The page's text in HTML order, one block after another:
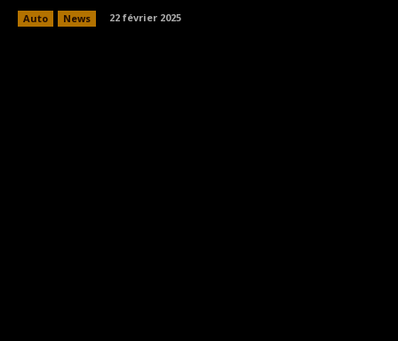
Auto News 22 février 2025